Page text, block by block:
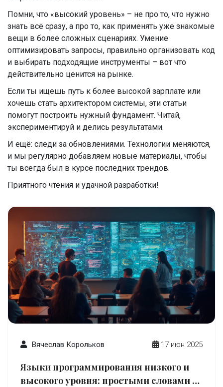
Помни, что «высокий уровень» – не про то, что нужно
знать всё сразу, а про то, как применять уже знакомые
вещи в более сложных сценариях. Умение
оптимизировать запросы, правильно организовать код
и выбирать подходящие инструменты – вот что
действительно ценится на рынке.
Если ты ищешь путь к более высокой зарплате или
хочешь стать архитектором системы, эти статьи
помогут построить нужный фундамент. Читай,
экспериментируй и делись результатами.
И ещё: следи за обновлениями. Технологии меняются,
и мы регулярно добавляем новые материалы, чтобы
ты всегда был в курсе последних трендов.
Приятного чтения и удачной разработки!
Вячеслав Корольков 17 июн 2025
Языки программирования низкого и
высокого уровня: простыми словами о